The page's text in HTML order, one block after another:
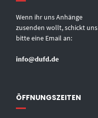
Wenn ihr uns Anhänge
zusenden wollt, schickt uns
bitte eine Email an:
info@dufd.de
ÖFFNUNGSZEITEN